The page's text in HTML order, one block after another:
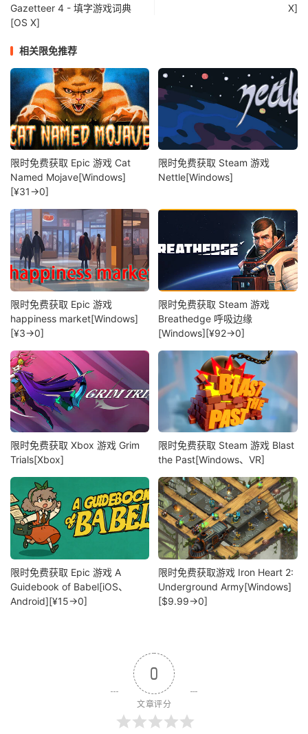
Gazetteer 4 - 填字游戏词典
[OS X]
X]
相关限免推荐
限时免费获取 Epic 游戏 Cat
Named Mojave[Windows]
[¥31→0]
限时免费获取 Steam 游戏
Nettle[Windows]
限时免费获取 Epic 游戏
happiness market[Windows]
[¥3→0]
限时免费获取 Steam 游戏
Breathedge 呼吸边缘
[Windows][¥92→0]
限时免费获取 Xbox 游戏 Grim
Trials[Xbox]
限时免费获取 Steam 游戏 Blast
the Past[Windows、VR]
限时免费获取 Epic 游戏 A
Guidebook of Babel[iOS、
Android][¥15→0]
限时免费获取游戏 Iron Heart 2:
Underground Army[Windows]
[$9.99→0]
0
文章评分